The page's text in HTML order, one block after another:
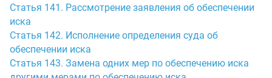
Статья 141. Рассмотрение заявления об обеспечении
иска
Статья 142. Исполнение определения суда об
обеспечении иска
Статья 143. Замена одних мер по обеспечению иска